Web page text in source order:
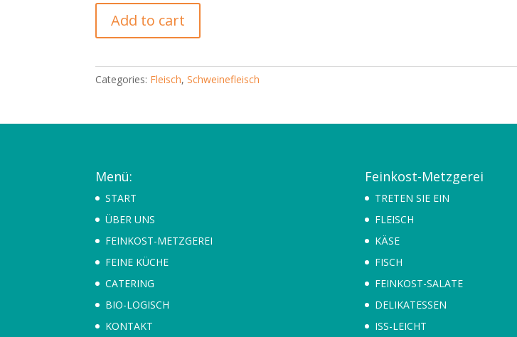
Blue,
bratfertig
Add to cart
Categories: Fleisch,Schweinefleisch
Menü:
START
ÜBER UNS
FEINKOST-METZGEREI
FEINE KÜCHE
CATERING
BIO-LOGISCH
KONTAKT
Feinkost-Metzgerei
TRETEN SIE EIN
FLEISCH
KÄSE
FISCH
FEINKOST-SALATE
DELIKATESSEN
ISS-LEICHT